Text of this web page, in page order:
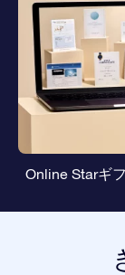
Online Starギ